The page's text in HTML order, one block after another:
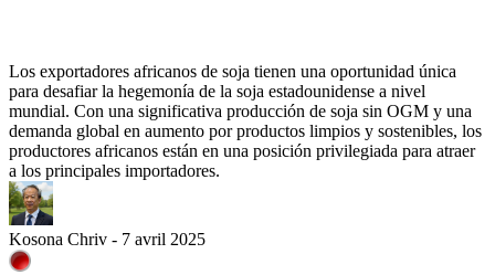
Los exportadores africanos de soja tienen una oportunidad única
para desafiar la hegemonía de la soja estadounidense a nivel
mundial. Con una significativa producción de soja sin OGM y una
demanda global en aumento por productos limpios y sostenibles, los
productores africanos están en una posición privilegiada para atraer
a los principales importadores.
Kosona Chriv - 7 avril 2025